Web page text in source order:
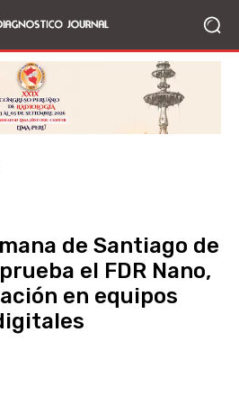
de Santiago de
el FDR Nano,
en equipos